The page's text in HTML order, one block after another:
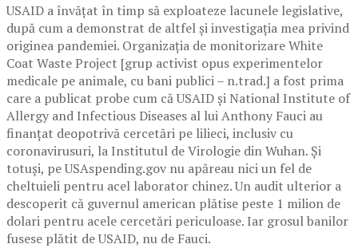
USAID a învățat în timp să exploateze lacunele legislative,
după cum a demonstrat de altfel și investigația mea privind
originea pandemiei. Organizația de monitorizare White
Coat Waste Project [grup activist opus experimentelor
medicale pe animale, cu bani publici – n.trad.] a fost prima
care a publicat probe cum că USAID și National Institute of
Allergy and Infectious Diseases al lui Anthony Fauci au
finanțat deopotrivă cercetări pe lilieci, inclusiv cu
coronavirusuri, la Institutul de Virologie din Wuhan. Și
totuși, pe USAspending.gov nu apăreau nici un fel de
cheltuieli pentru acel laborator chinez. Un audit ulterior a
descoperit că guvernul american plătise peste 1 milion de
dolari pentru acele cercetări periculoase. Iar grosul banilor
fusese plătit de USAID, nu de Fauci.